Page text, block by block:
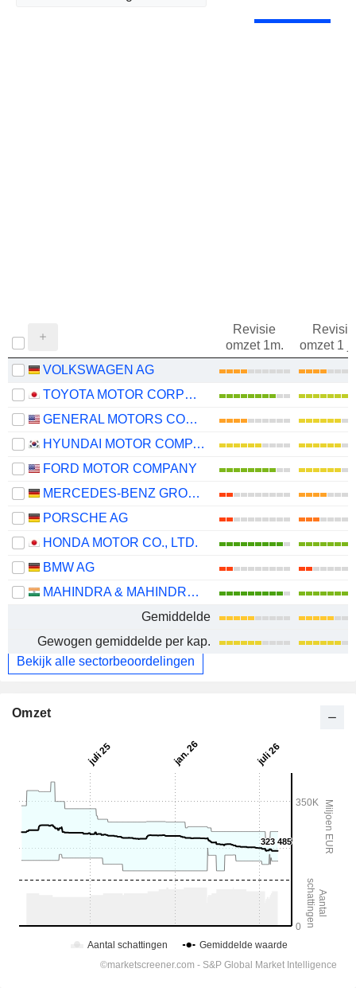
Revisie
omzet 1m.
Revisie
omzet 1
VOLKSWAGEN AG
TOYOTA MOTOR CORPORATION
GENERAL MOTORS COMPANY
HYUNDAI MOTOR COMPANY
FORD MOTOR COMPANY
MERCEDES-BENZ GROUP AG
PORSCHE AG
HONDA MOTOR CO., LTD.
BMW AG
MAHINDRA & MAHINDRA LIMITED
Gemiddelde
Gewogen gemiddelde per kap.
Bekijk alle sectorbeoordelingen
Omzet